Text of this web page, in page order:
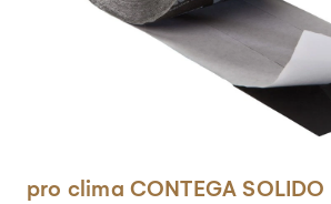
pro clima CONTEGA SOLIDO